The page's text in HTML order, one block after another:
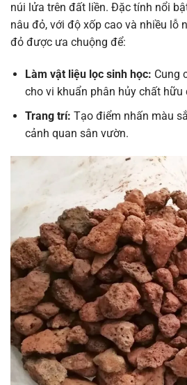
núi lửa trên đất liền. Đặc tính nổi
nâu đỏ, với độ xốp cao và nhiều lỗ
đỏ được ưa chuộng để:
Làm vật liệu lọc sinh học: Cung
cho vi khuẩn phân hủy chất hữu
Trang trí: Tạo điểm nhấn màu
cảnh quan sân vườn.